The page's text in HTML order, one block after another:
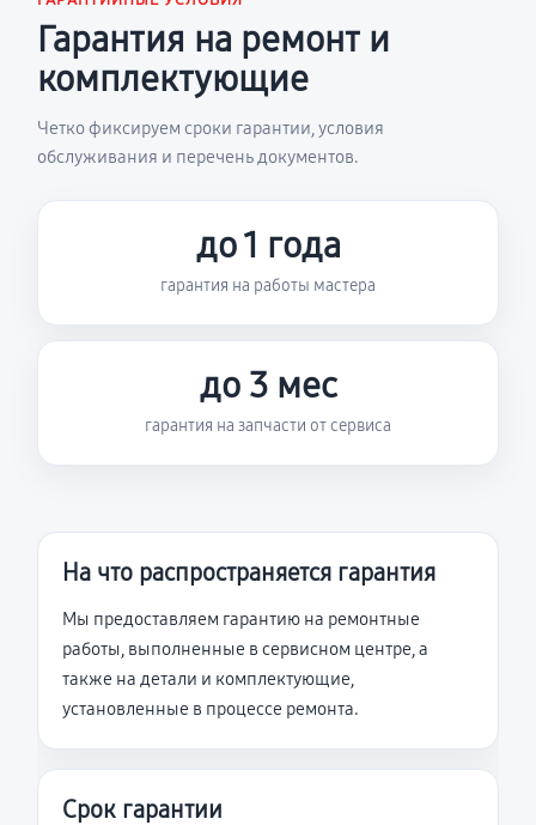
Гарантия на ремонт и
комплектующие
Четко фиксируем сроки гарантии, условия
обслуживания и перечень документов.
до 1 года
гарантия на работы мастера
до 3 мес
гарантия на запчасти от сервиса
На что распространяется гарантия
Мы предоставляем гарантию на ремонтные
работы, выполненные в сервисном центре, а
также на детали и комплектующие,
установленные в процессе ремонта.
Срок гарантии